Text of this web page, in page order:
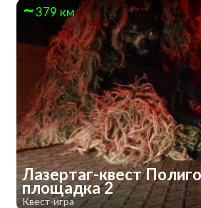
379 км
Лазертаг-квест
площадка 2
Квест-игра